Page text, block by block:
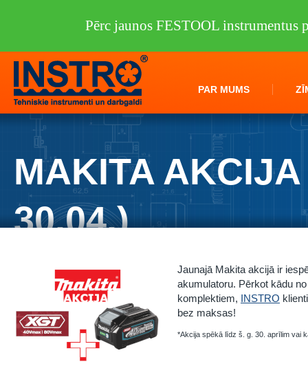
PAR MUMS
MAKITA
30.04.)
Jaunajā Makita akcijā ir
akumulatoru. Pērkot kādu
komplektiem, INSTRO
bez maksas!
*Akcija spēkā līdz š. g. 30. aprīlim vai
Pērc jaunos FESTOOL instrumentus